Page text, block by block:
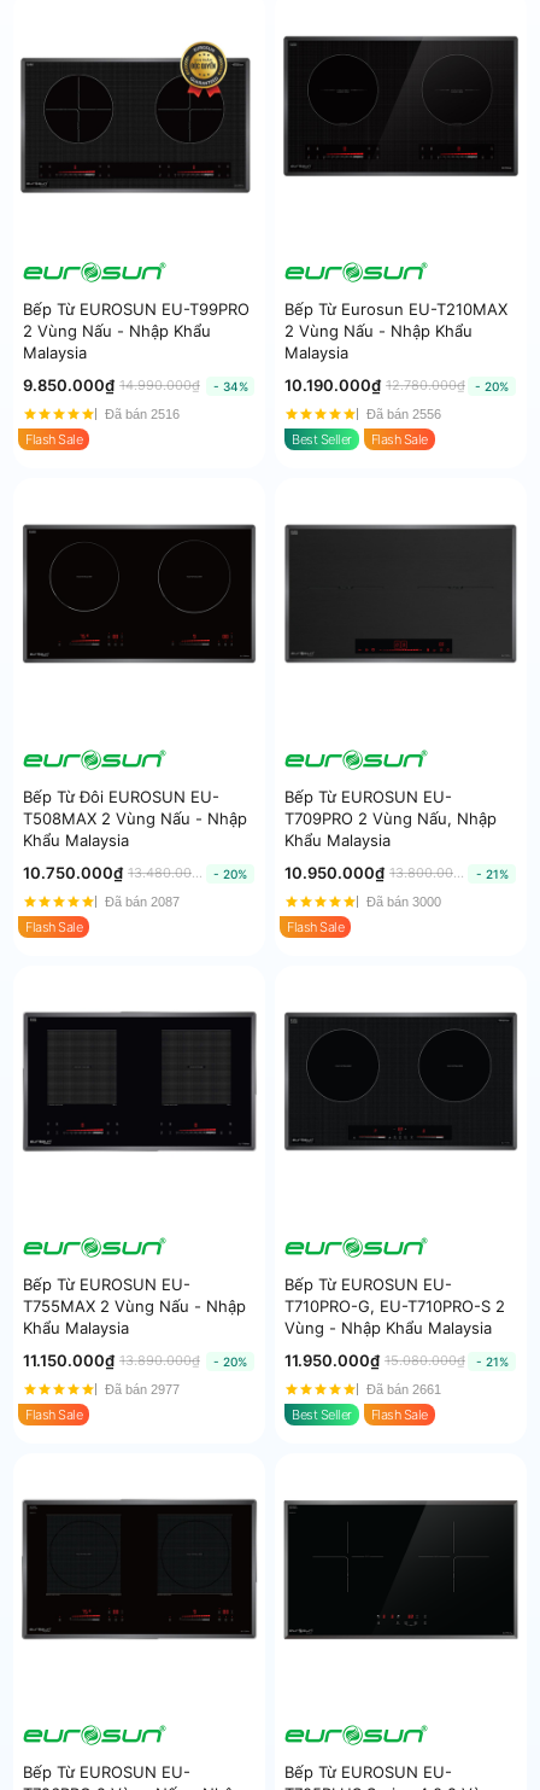
Bếp Từ EUROSUN EU-T99PRO
2 Vùng Nấu - Nhập Khẩu
Malaysia
9.850.000₫ 14.990.000₫
- 34%
Đã bán 2516
Flash Sale
Bếp Từ Eurosun EU-T210MAX
2 Vùng Nấu - Nhập Khẩu
Malaysia
10.190.000₫ 12.780.000₫
- 20%
Đã bán 2556
Best Seller Flash Sale
Bếp Từ Đôi EUROSUN EU-
T508MAX 2 Vùng Nấu - Nhập
Khẩu Malaysia
10.750.000₫
- 20%
Đã bán 2087
Flash Sale
Bếp Từ EUROSUN EU-
T709PRO 2 Vùng Nấu, Nhập
Khẩu Malaysia
10.950.000₫
- 21%
Đã bán 3000
Flash Sale
Bếp Từ EUROSUN EU-
T755MAX 2 Vùng Nấu - Nhập
Khẩu Malaysia
11.150.000₫ 13.890.000₫
- 20%
Đã bán 2977
Flash Sale
Bếp Từ EUROSUN EU-
T710PRO-G, EU-T710PRO-S 2
Vùng - Nhập Khẩu Malaysia
11.950.000₫ 15.080.000₫
- 21%
Đã bán 2661
Best Seller Flash Sale
Bếp Từ EUROSUN EU-
Bếp Từ EUROSUN EU-